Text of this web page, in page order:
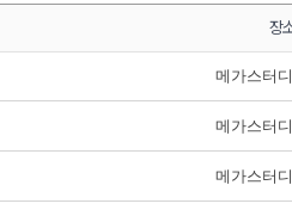
장
메가스터
메가스터
메가스터